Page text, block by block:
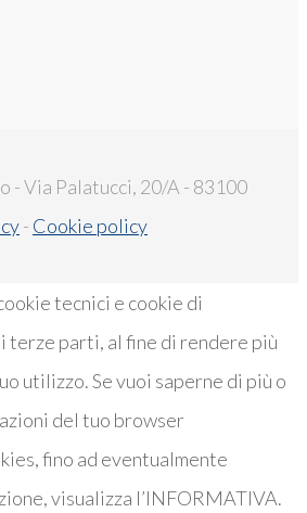
- Via Palatucci, 20/A - 83100
- Cookie policy
tecnici e cookie di
terze parti, al fine di rendere più
utilizzo. Se vuoi saperne di più o
del tuo browser
fino ad eventualmente
visualizza l’INFORMATIVA.